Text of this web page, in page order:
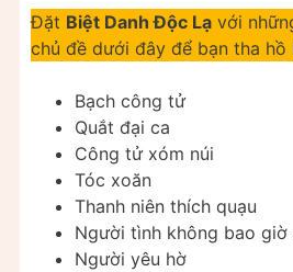
Đặt Biệt Danh Độc Lạ với
chủ đề dưới đây để bạn tha hồ
Bạch công tử
Quắt đại ca
Công tử xóm núi
Tóc xoăn
Thanh niên thích quạu
Người tình không bao giờ
Người yêu hờ